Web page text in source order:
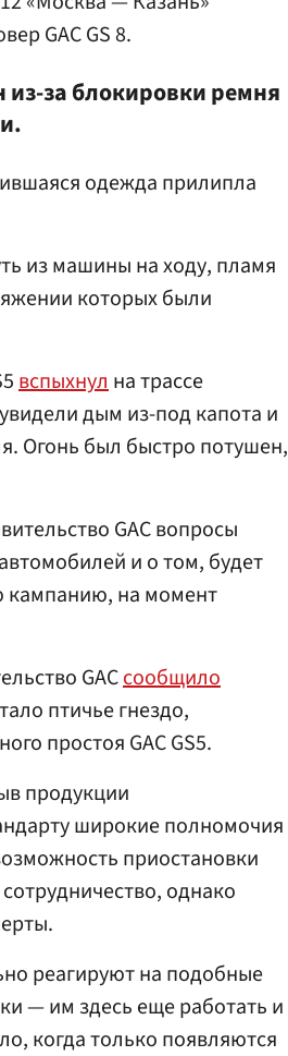
GAC GS 8.
из-за блокировки ремня
одежда прилипла
из машины на ходу, пламя
которых были
вспыхнулна трассе
дым из-под капота и
Огонь был быстро потушен,
GAC вопросы
и о том, будет
кампанию, на момент
GACсообщило
птичье гнездо,
простоя GAC GS5.
продукции
широкие полномочия
приостановки
однако
реагируют на подобные
— им здесь еще работать и
когда только появляются